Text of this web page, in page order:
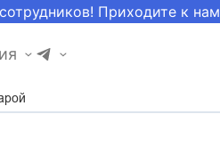
Приходите к нам